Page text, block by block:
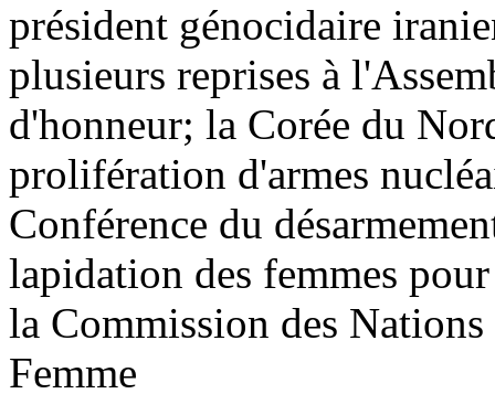
président génocidaire
plusieurs reprises à
d'honneur; la Corée du
prolifération d'armes
Conférence du
lapidation des femmes
la Commission des
Femme